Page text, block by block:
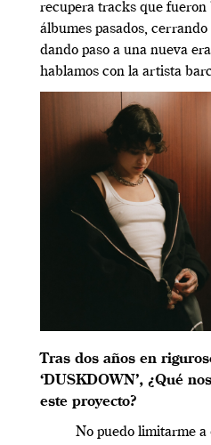
recupera tracks que fueron
álbumes pasados,
dando paso a una nueva
hablamos con la artista
Tras dos años en
‘DUSKDOWN’, ¿Qué
este proyecto?
No puedo limitarme